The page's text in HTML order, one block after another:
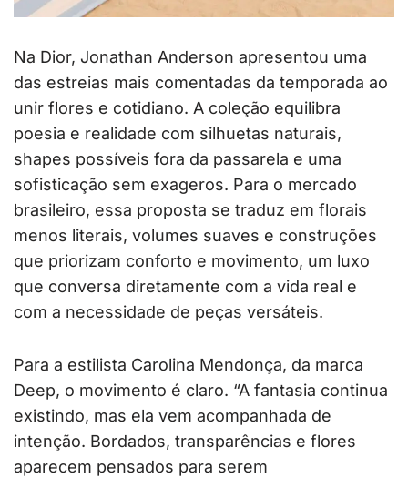
Na Dior, Jonathan Anderson apresentou uma
das estreias mais comentadas da temporada ao
unir flores e cotidiano. A coleção equilibra
poesia e realidade com silhuetas naturais,
shapes possíveis fora da passarela e uma
sofisticação sem exageros. Para o mercado
brasileiro, essa proposta se traduz em florais
menos literais, volumes suaves e construções
que priorizam conforto e movimento, um luxo
que conversa diretamente com a vida real e
com a necessidade de peças versáteis.
Para a estilista Carolina Mendonça, da marca
Deep, o movimento é claro. “A fantasia continua
existindo, mas ela vem acompanhada de
intenção. Bordados, transparências e flores
aparecem pensados para serem